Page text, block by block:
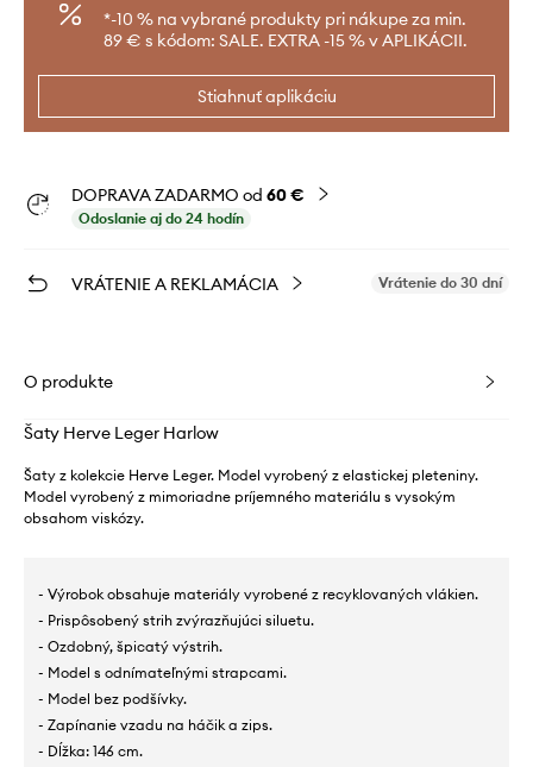
*-10 % na vybrané produkty pri nákupe za min.
89 € s kódom: SALE. EXTRA -15 % v APLIKÁCII.
Stiahnuť aplikáciu
DOPRAVA ZADARMO od 60 €
Odoslanie aj do 24 hodín
VRÁTENIE A REKLAMÁCIA Vrátenie do 30 dní
O produkte
Šaty Herve Leger Harlow
Šaty z kolekcie Herve Leger. Model vyrobený z elastickej pleteniny.
Model vyrobený z mimoriadne príjemného materiálu s vysokým
obsahom viskózy.
- Výrobok obsahuje materiály vyrobené z recyklovaných vlákien.
- Prispôsobený strih zvýrazňujúci siluetu.
- Ozdobný, špicatý výstrih.
- Model s odnímateľnými strapcami.
- Model bez podšívky.
- Zapínanie vzadu na háčik a zips.
- Dĺžka: 146 cm.